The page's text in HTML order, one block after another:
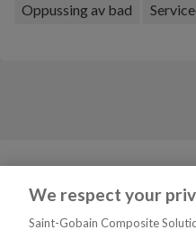
Oppussing av bad
Tjenester
Finn Rørleggeren Din
We respect your
Saint-Gobain Composite